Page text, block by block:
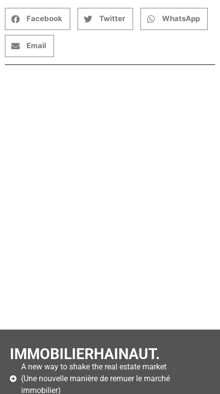
Facebook Twitter WhatsApp
Email
IMMOBILIERHAINAUT.
A new way to shake the real estate market
(Une nouvelle manière de remuer le marché
immobilier)